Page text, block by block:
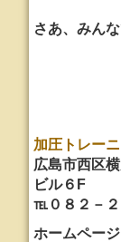
さあ、みん
加圧トレー
広島市西区
ビル６F
℡０８２－２
ホームページ